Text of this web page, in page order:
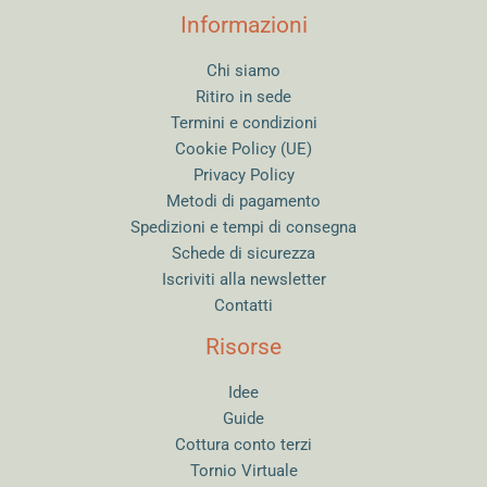
Informazioni
Chi siamo
Ritiro in sede
Termini e condizioni
Cookie Policy (UE)
Privacy Policy
Metodi di pagamento
Spedizioni e tempi di consegna
Schede di sicurezza
Iscriviti alla newsletter
Contatti
Risorse
Idee
Guide
Cottura conto terzi
Tornio Virtuale